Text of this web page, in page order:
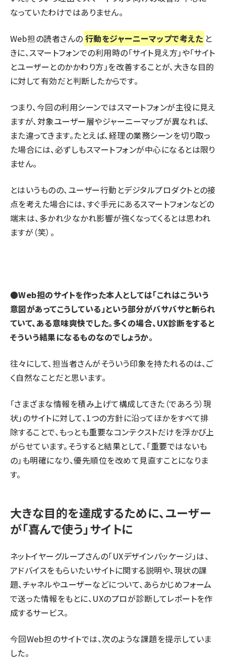
なっていたわけではありません。
Web担の読者さんの 行動をジャーニーマップで考えた と
きに、スマートフォンでの利用時の「サイト見え方」や「サイト
とユーザーとのかかわり方」を改善することが、大きな目的
に対して有効だと判断したからです。
つまり、今回の利用シーンではスマートフォンが主役に見え
ますが、対象ユーザー層やジャーニーマップが異なれば、
また違ってきます。たとえば、経理の業務シーンを切り取っ
た場合には、必ずしもスマートフォンが中心になるとは限り
ません。
とはいうものの、ユーザー行動とデジタルプロダクトとの接
点を考えた場合には、すぐ手元にあるスマートフォンなどの
端末は、多かれ少なかれ影響が強くなってくるとは思われ
ますが（笑）。
●Web担のサイトを作った本人としては「これはこういう
意図があってこうしている」という部分がバサバサと斬られ
ていて、ある意味爽快でした。多くの場合、UX診断をすると
そういう結果になるものなのでしょうか。
往々にして、担当者さんがそういう印象を持たれるのは、ご
く自然なことだと思います。
「さまざまな情報を積み上げて構成してきた（であろう）現
状」のサイトに対して、1つの方針に沿ってほかをすべて排
除することで、もっとも重要なコンテクストだけを浮かび上
がらせています。そうすると結果として、「重要ではないも
の」も明確になり、優先順位を改めて見直すことになりま
す。
大きな目的を達成するために、ユーザー
が「喜んで使う」サイトに
ネットイヤーグループさんの「UXデザインパッケージ」は、
アドバイスをもらいたいサイトに関する説明や、現状の課
題、チャネルやユーザーなどについて、あらかじめフォーム
で送った情報をもとに、UXのプロが診断してレポートを作
成するサービス。
今回Web担のサイトでは、次のような課題を提示していま
した。